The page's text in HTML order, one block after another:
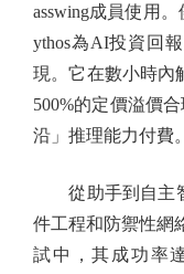
asswing成員使用
ythos為AI投資回
現。它在數小時內
500%的定價溢價
沿」推理能力付費。
從助手到自主智
件工程和防禦性網
試中，其成功率達